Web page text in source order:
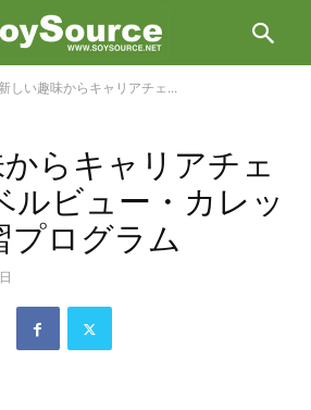
新しい趣味からキャリアチェ...
らキャリアチェ
ルビュー・カレッ
プログラム